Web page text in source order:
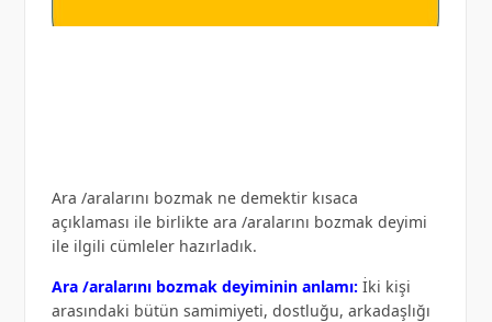
Ara /aralarını bozmak ne demektir kısaca
açıklaması ile birlikte ara /aralarını bozmak deyimi
ile ilgili cümleler hazırladık.
Ara /aralarını bozmak deyiminin anlamı: İki kişi
arasındaki bütün samimiyeti, dostluğu, arkadaşlığı